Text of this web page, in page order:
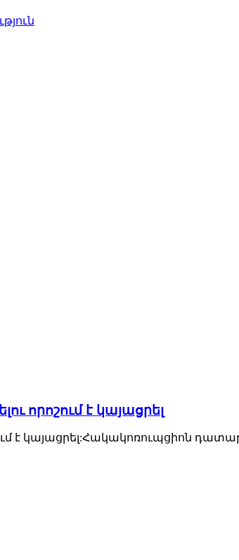
որոշում է կայացրել
է կայացրել:Հակակոռուպցիոն